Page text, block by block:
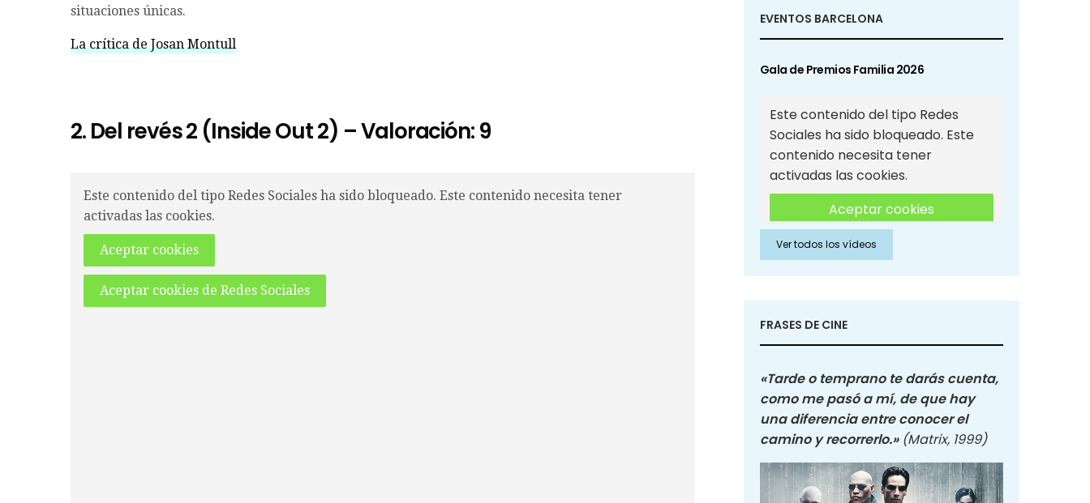
situaciones únicas.
La crítica de Josan Montull
2. Del revés 2 (Inside Out 2) – Valoración: 9
Este contenido del tipo Redes Sociales ha sido bloqueado. Este contenido necesita tener
activadas las cookies.
Aceptar cookies
Aceptar cookies de Redes Sociales
EVENTOS BARCELONA
Gala de Premios Familia 2026
Este contenido del tipo Redes
Sociales ha sido bloqueado. Este
contenido necesita tener
activadas las cookies.
Aceptar cookies
Aceptar cookies de Redes
Sociales
Ver todos los vídeos
FRASES DE CINE
«Tarde o temprano te darás cuenta,
como me pasó a mí, de que hay
una diferencia entre conocer el
camino y recorrerlo.» (Matrix, 1999)